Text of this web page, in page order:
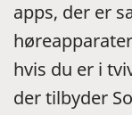
apps, der er
hvis du er i
der tilbyder